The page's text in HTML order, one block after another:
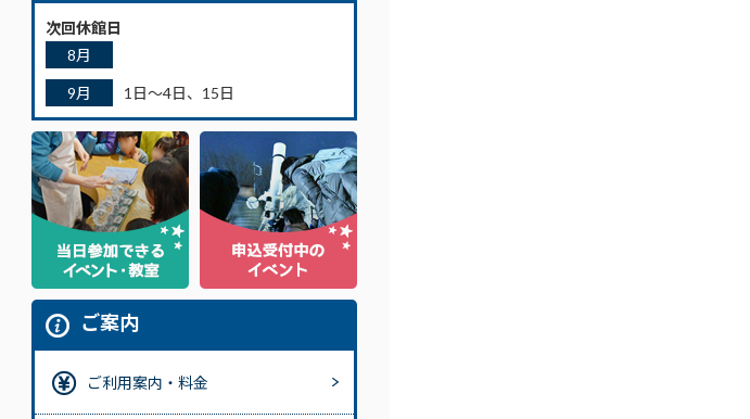
次回休館日
8月
9月 1日～4日、15日
ご案内
ご利用案内・料金